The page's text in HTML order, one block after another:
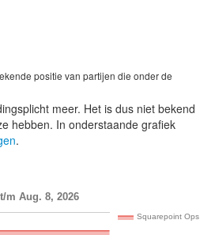
positie van partijen die onder de
meer. Het is dus niet bekend
hebben. In onderstaande grafiek
.
m Aug. 8, 2026
Squarepoint Ops